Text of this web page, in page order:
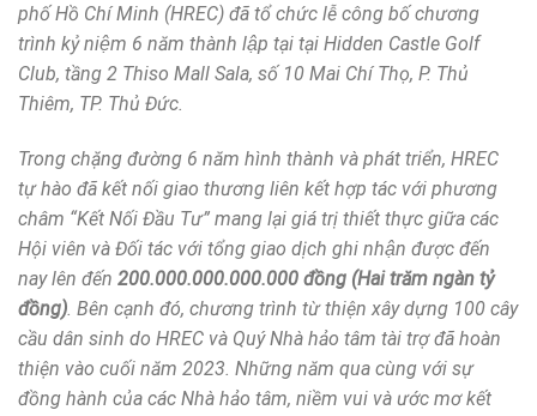
phố Hồ Chí Minh (HREC) đã tổ chức lễ công bố chương
trình kỷ niệm 6 năm thành lập tại tại Hidden Castle Golf
Club, tầng 2 Thiso Mall Sala, số 10 Mai Chí Thọ, P. Thủ
Thiêm, TP. Thủ Đức.
Trong chặng đường 6 năm hình thành và phát triển, HREC
tự hào đã kết nối giao thương liên kết hợp tác với phương
châm “Kết Nối Đầu Tư” mang lại giá trị thiết thực giữa các
Hội viên và Đối tác với tổng giao dịch ghi nhận được đến
nay lên đến 200.000.000.000.000 đồng (Hai trăm ngàn tỷ
đồng). Bên cạnh đó, chương trình từ thiện xây dựng 100 cây
cầu dân sinh do HREC và Quý Nhà hảo tâm tài trợ đã hoàn
thiện vào cuối năm 2023. Những năm qua cùng với sự
đồng hành của các Nhà hảo tâm, niềm vui và ước mơ kết